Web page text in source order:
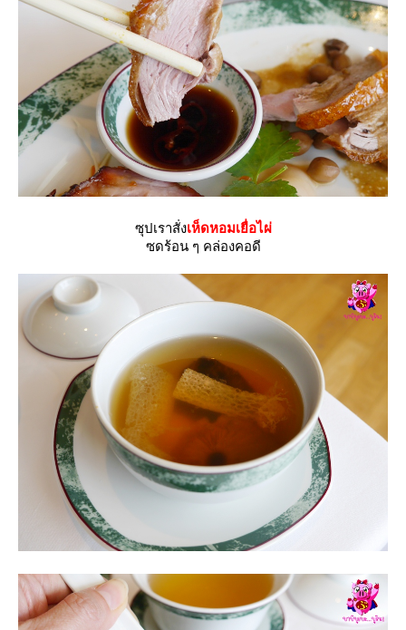
ซุปเราสั่งเห็ดหอมเยื่อไผ่
ซดร้อน ๆ คล่องคอดี